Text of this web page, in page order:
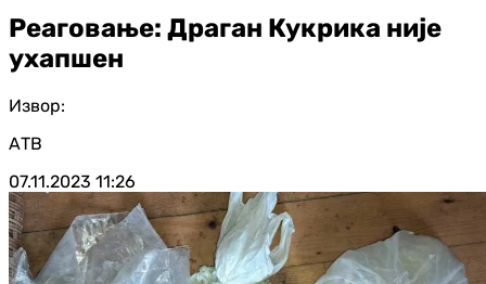
Реаговање: Драган Кукрика није
ухапшен
Извор:
АТВ
07.11.2023 11:26